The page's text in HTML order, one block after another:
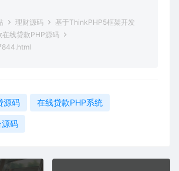
理财源码
基于ThinkPHP5框架开发
在线贷款PHP源码
源码 在线贷款PHP系统
码